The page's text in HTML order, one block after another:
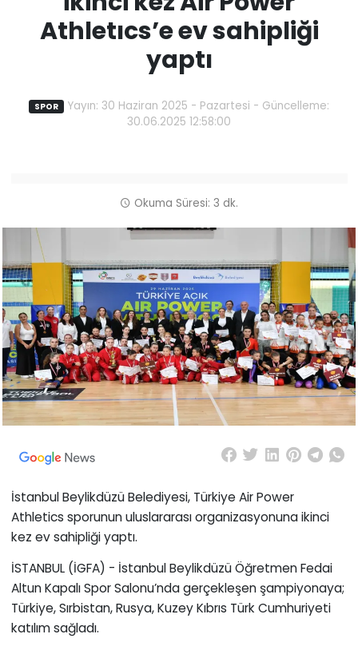
Athletıcs’e ev sahipliği
yaptı
SPOR Yayın: 30 Haziran 2025 - Pazartesi - Güncelleme:
30.06.2025 12:58:00
Okuma Süresi: 3 dk.
İstanbul Beylikdüzü Belediyesi, Türkiye Air Power
Athletics sporunun uluslararası organizasyonuna ikinci
kez ev sahipliği yaptı.
İSTANBUL (İGFA) - İstanbul Beylikdüzü Öğretmen Fedai
Altun Kapalı Spor Salonu’nda gerçekleşen şampiyonaya;
Türkiye, Sırbistan, Rusya, Kuzey Kıbrıs Türk Cumhuriyeti
katılım sağladı.